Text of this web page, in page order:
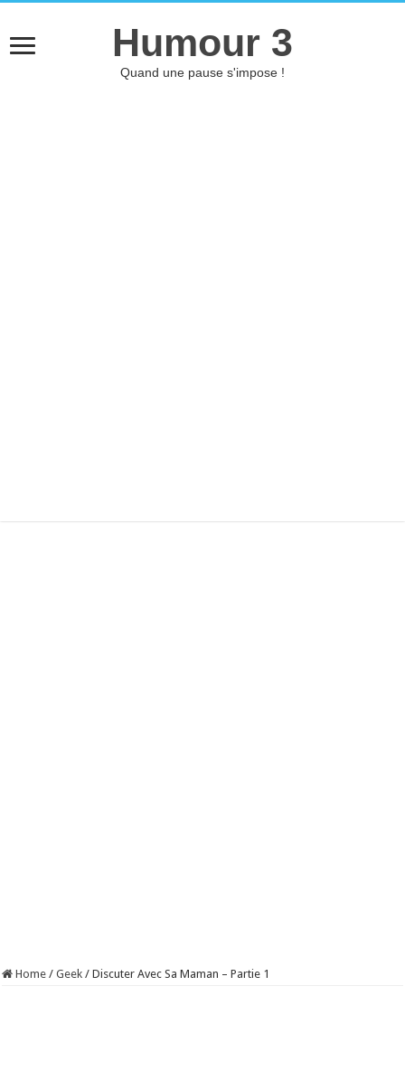
Humour 3
Quand une pause s'impose !
Home / Geek / Discuter Avec Sa Maman – Partie 1